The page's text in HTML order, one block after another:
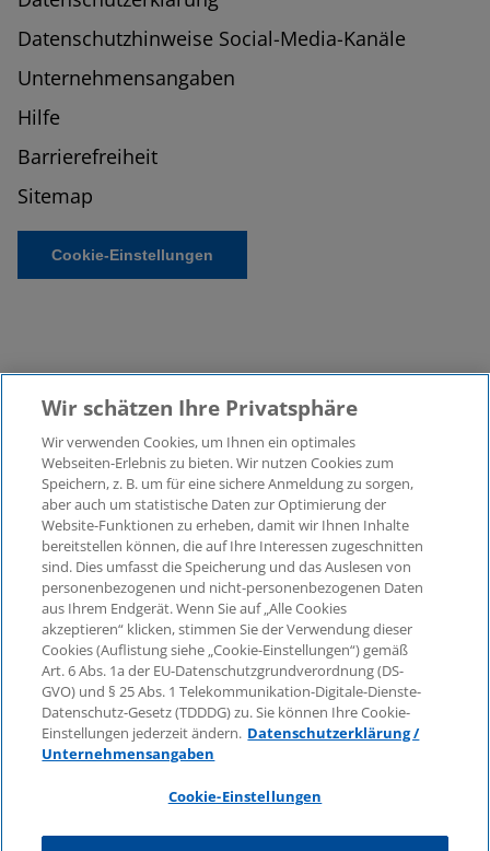
Datenschutzhinweise Social-Media-Kanäle
Unternehmensangaben
Hilfe
Barrierefreiheit
Sitemap
Cookie-Einstellungen
©2026 KPMG Law Rechtsanwaltsgesellschaft mbH,
assoziiert mit der KPMG AG
Wirtschaftsprüfungsgesellschaft, einer
Aktiengesellschaft nach deutschem Recht und ein
Mitglied der globalen KPMG-Organisation
unabhängiger Mitgliedsfirmen, die KPMG International
Limited, einer Private English Company Limited by
Guarantee, angeschlossen sind. Alle Rechte
vorbehalten. Für weitere Einzelheiten über die Struktur
der globalen Organisation von KPMG besuchen Sie
bittehttps://home.kpmg/governance.
KPMG International erbringt keine Dienstleistungen für
Kunden. Keine Mitgliedsfirma ist befugt, KPMG
International oder eine andere Mitgliedsfirma
binden, ebenso wie KPMG International nicht
Wir schätzen Ihre Privatsphäre
Wir verwenden Cookies, um Ihnen ein optimales
Webseiten-Erlebnis zu bieten. Wir nutzen Cookies zum
Speichern, z. B. um für eine sichere Anmeldung zu sorgen,
aber auch um statistische Daten zur Optimierung der
Website-Funktionen zu erheben, damit wir Ihnen Inhalte
bereitstellen können, die auf Ihre Interessen zugeschnitten
sind. Dies umfasst die Speicherung und das Auslesen von
personenbezogenen und nicht-personenbezogenen Daten
aus Ihrem Endgerät. Wenn Sie auf „Alle Cookies
akzeptieren“ klicken, stimmen Sie der Verwendung dieser
Cookies (Auflistung siehe „Cookie-Einstellungen“) gemäß
Art. 6 Abs. 1a der EU-Datenschutzgrundverordnung (DS-
GVO) und § 25 Abs. 1 Telekommunikation-Digitale-Dienste-
Datenschutz-Gesetz (TDDDG) zu. Sie können Ihre Cookie-
Einstellungen jederzeit ändern. Datenschutzerklärung /
Unternehmensangaben
Cookie-Einstellungen